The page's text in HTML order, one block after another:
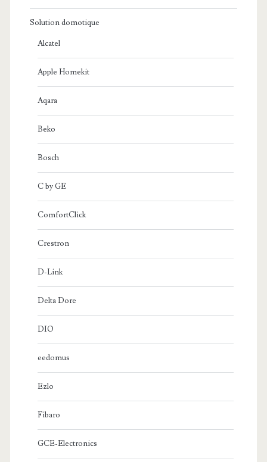
Solution domotique
Alcatel
Apple Homekit
Aqara
Beko
Bosch
C by GE
ComfortClick
Crestron
D-Link
Delta Dore
DIO
eedomus
Ezlo
Fibaro
GCE-Electronics